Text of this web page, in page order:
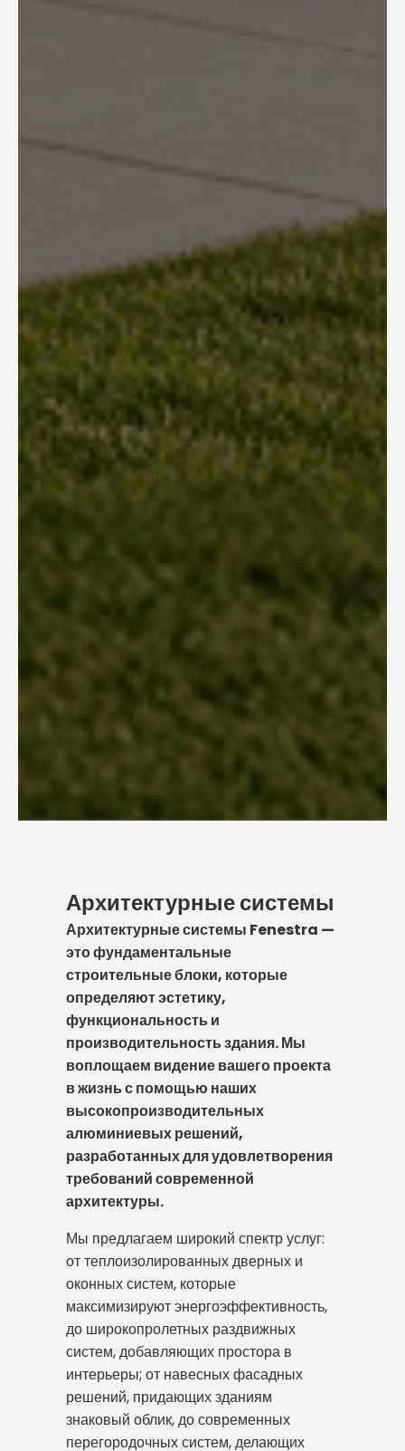
Архитектурные системы
Архитектурные системы Fenestra —
это фундаментальные
строительные блоки, которые
определяют эстетику,
функциональность и
производительность здания. Мы
воплощаем видение вашего проекта
в жизнь с помощью наших
высокопроизводительных
алюминиевых решений,
разработанных для удовлетворения
требований современной
архитектуры.
Мы предлагаем широкий спектр услуг:
от теплоизолированных дверных и
оконных систем, которые
максимизируют энергоэффективность,
до широкопролетных раздвижных
систем, добавляющих простора в
интерьеры; от навесных фасадных
решений, придающих зданиям
знаковый облик, до современных
перегородочных систем, делающих